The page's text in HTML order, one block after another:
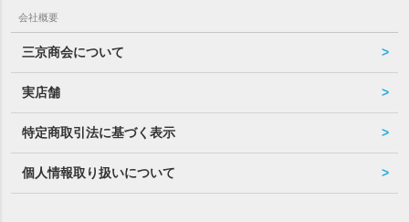
会社概要
三京商会について
実店舗
特定商取引法に基づく表示
個人情報取り扱いについて